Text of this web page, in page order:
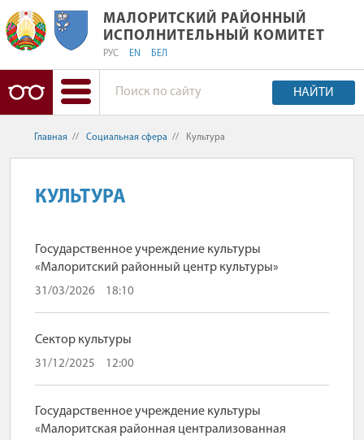
МАЛОРИТСКИЙ РАЙОННЫЙ
МАЛОРИТСКИЙ РАЙОННЫЙ
ИСПОЛНИТЕЛЬНЫЙ КОМИТЕТ
РУС EN БЕЛ
НАЙТИ
Главная // Социальная сфера // Культура
КУЛЬТУРА
Государственное учреждение культуры
«Малоритский районный центр культуры»
31/03/2026 18:10
Сектор культуры
31/12/2025 12:00
Государственное учреждение культуры
«Малоритская районная централизованная